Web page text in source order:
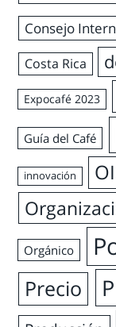
Consejo
Costa Rica
Expocafé 2023
Guía del Café
innovación
Orgánico
Precio